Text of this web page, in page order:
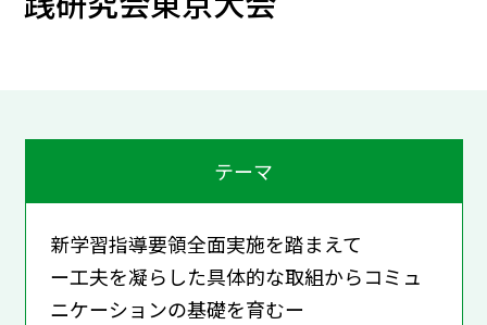
テーマ
新学習指導要領全面実施を踏まえて
ー工夫を凝らした具体的な取組からコミュ
ニケーションの基礎を育むー